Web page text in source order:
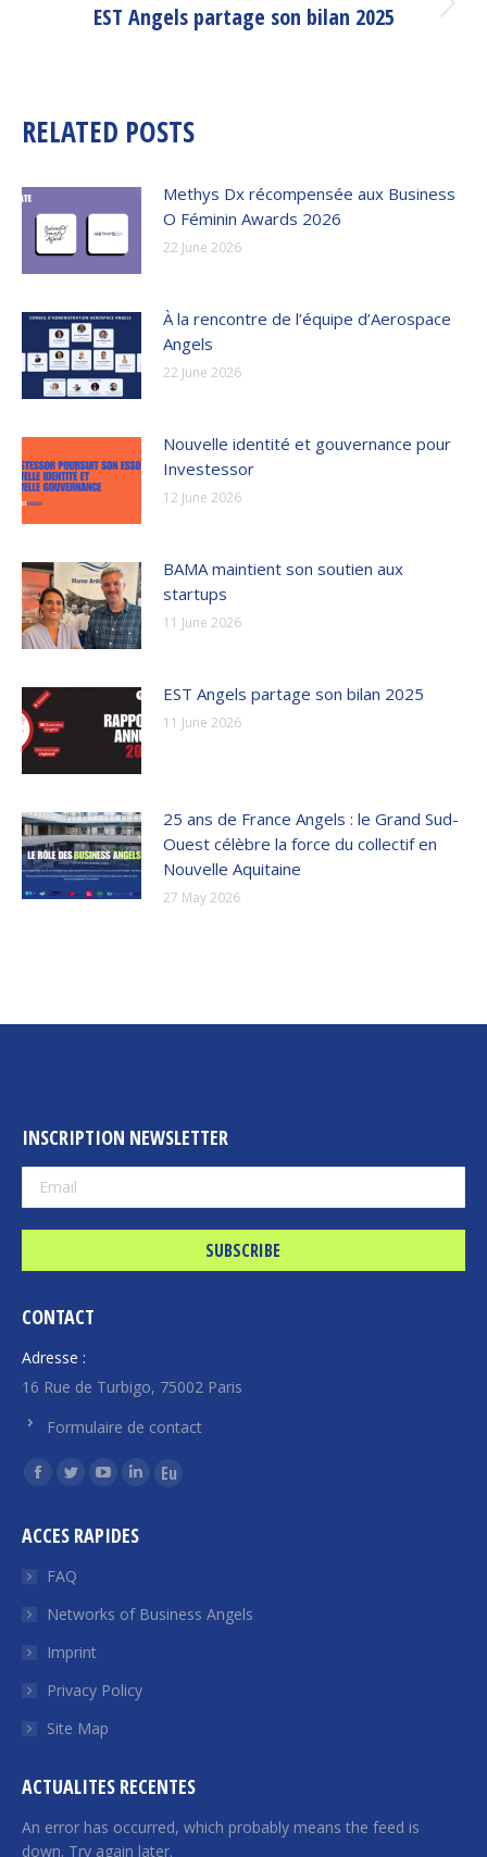
Next
EST Angels partage son bilan 2025
RELATED POSTS
Methys Dx récompensée aux Business
O Féminin Awards 2026
22 June 2026
À la rencontre de l’équipe d’Aerospace
Angels
22 June 2026
Nouvelle identité et gouvernance pour
Investessor
12 June 2026
BAMA maintient son soutien aux
startups
11 June 2026
EST Angels partage son bilan 2025
11 June 2026
25 ans de France Angels : le Grand Sud-
Ouest célèbre la force du collectif en
Nouvelle Aquitaine
27 May 2026
INSCRIPTION NEWSLETTER
CONTACT
Adresse :
16 Rue de Turbigo, 75002 Paris
Formulaire de contact
Find us on:
Facebook
opens
window
Twitter
opens
in
window
YouTube
opens
window
Linkedin
opens
window
Euroquity
window
ACCES RAPIDES
FAQ
Networks of Business Angels
Imprint
Privacy Policy
Site Map
ACTUALITES RECENTES
An error has occurred, which probably means the feed is
down. Try again later.